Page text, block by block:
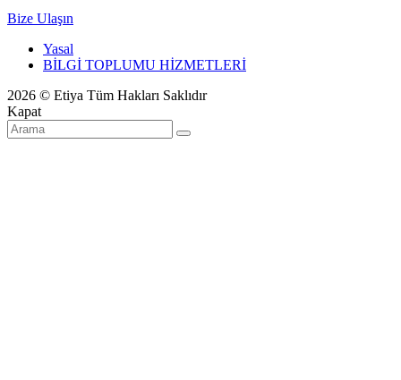
Bize Ulaşın
Yasal
BİLGİ TOPLUMU HİZMETLERİ
2026 © Etiya Tüm Hakları Saklıdır
Kapat